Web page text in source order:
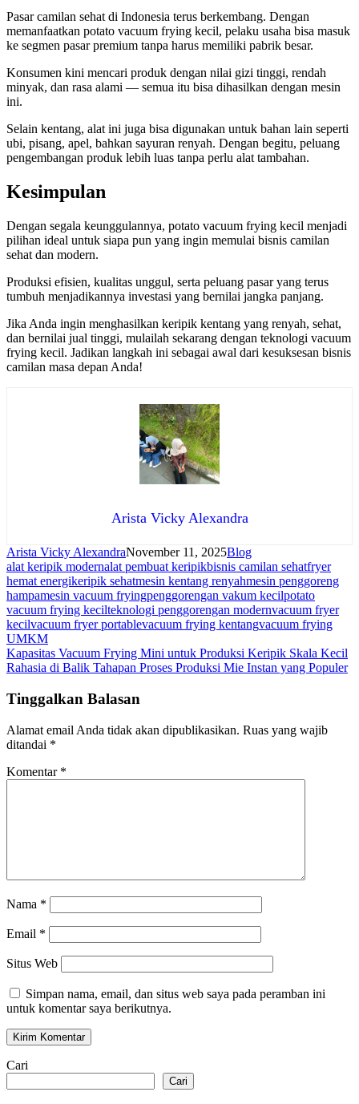
Pasar camilan sehat di Indonesia terus berkembang. Dengan
memanfaatkan potato vacuum frying kecil, pelaku usaha bisa masuk
ke segmen pasar premium tanpa harus memiliki pabrik besar.
Konsumen kini mencari produk dengan nilai gizi tinggi, rendah
minyak, dan rasa alami — semua itu bisa dihasilkan dengan mesin
ini.
Selain kentang, alat ini juga bisa digunakan untuk bahan lain seperti
ubi, pisang, apel, bahkan sayuran renyah. Dengan begitu, peluang
pengembangan produk lebih luas tanpa perlu alat tambahan.
Kesimpulan
Dengan segala keunggulannya, potato vacuum frying kecil menjadi
pilihan ideal untuk siapa pun yang ingin memulai bisnis camilan
sehat dan modern.
Produksi efisien, kualitas unggul, serta peluang pasar yang terus
tumbuh menjadikannya investasi yang bernilai jangka panjang.
Jika Anda ingin menghasilkan keripik kentang yang renyah, sehat,
dan bernilai jual tinggi, mulailah sekarang dengan teknologi vacuum
frying kecil. Jadikan langkah ini sebagai awal dari kesuksesan bisnis
camilan masa depan Anda!
Arista Vicky Alexandra
Arista Vicky AlexandraNovember 11, 2025Blog
alat keripik modernalat pembuat keripikbisnis camilan sehatfryer
hemat energikeripik sehatmesin kentang renyahmesin penggoreng
hampamesin vacuum fryingpenggorengan vakum kecilpotato
vacuum frying kecilteknologi penggorengan modernvacuum fryer
kecilvacuum fryer portablevacuum frying kentangvacuum frying
UMKM
Navigasi
pos
Kapasitas Vacuum Frying Mini untuk Produksi Keripik Skala Kecil
Rahasia di Balik Tahapan Proses Produksi Mie Instan yang Populer
Tinggalkan Balasan
Alamat email Anda tidak akan dipublikasikan. Ruas yang wajib
ditandai *
Komentar *
Nama *
Email *
Situs Web
Simpan nama, email, dan situs web saya pada peramban ini
untuk komentar saya berikutnya.
Cari
Cari